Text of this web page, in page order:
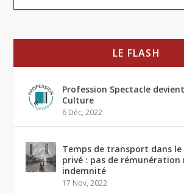
LE FLASH
Profession Spectacle
Culture
6 Déc, 2022
Temps de transport dans le
privé : pas de rémunération
indemnité
17 Nov, 2022